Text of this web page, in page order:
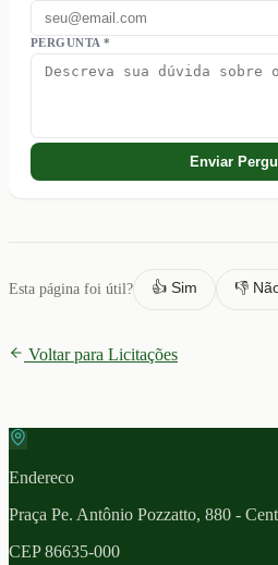
PERGUNTA *
Enviar
Esta página foi útil? 👍 Sim 👎
Voltar para Licitações
Endereco
Praça Pe. Antônio Pozzatto, 880 -
CEP86635-000